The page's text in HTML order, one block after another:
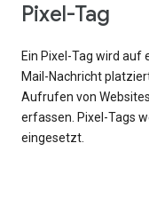
Pixel-Tag
Ein Pixel-Tag wird auf
Mail-Nachricht
Aufrufen von
erfassen. Pixel-Tags
eingesetzt.